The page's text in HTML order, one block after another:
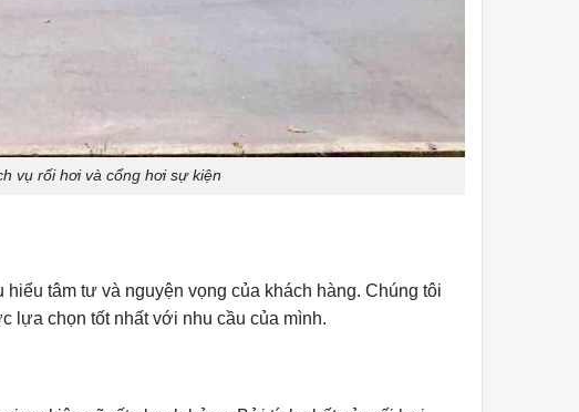
vụ rối hơi và cổng hơi sự kiện
tâm tư và nguyện vọng của khách hàng. Chúng tôi
lựa chọn tốt nhất với nhu cầu của mình.